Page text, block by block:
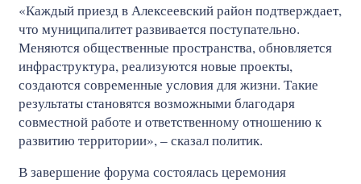
«Каждый приезд в Алексеевский район подтверждает,
что муниципалитет развивается поступательно.
Меняются общественные пространства, обновляется
инфраструктура, реализуются новые проекты,
создаются современные условия для жизни. Такие
результаты становятся возможными благодаря
совместной работе и ответственному отношению к
развитию территории», – сказал политик.
В завершение форума состоялась церемония